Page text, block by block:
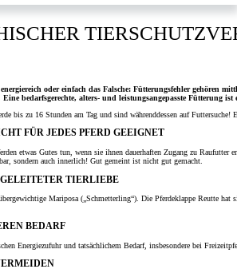
oder einfach das Falsche: Fütterungsfehler gehören
bedarfsgerechte, alters- und leistungsangepasste Fütterung
bis zu 16 Stunden am Tag und sind währenddessen auf
FÜR JEDES PFERD GEEIGNET
etwas Gutes tun, wenn sie ihnen dauerhaften Zugang zu
sondern auch innerlich! Gut gemeint ist nicht gut gemacht.
TIERLIEBE
Mariposa („Schmetterling“). Die Pferdeklappe Reutte
BEDARF
Energiezufuhr und tatsächlichem Bedarf, insbesondere bei